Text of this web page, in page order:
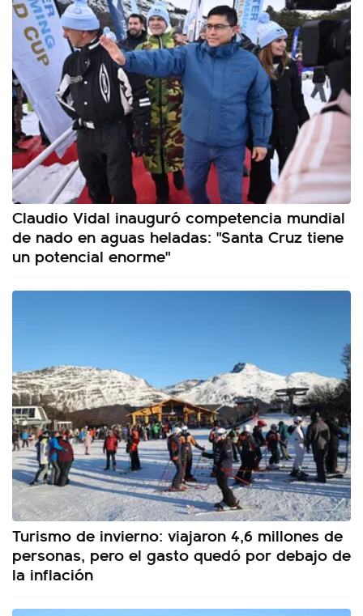
Claudio Vidal inauguró competencia mundial
de nado en aguas heladas: "Santa Cruz tiene
un potencial enorme"
Turismo de invierno: viajaron 4,6 millones de
personas, pero el gasto quedó por debajo de
la inflación